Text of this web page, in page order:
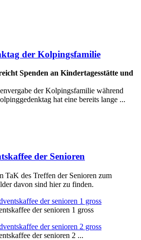
der Kolpingsfamilie
Spenden an Kindertagesstätte und
der Kolpingsfamilie während
hat eine bereits lange ...
der Senioren
TaK des Treffen der Senioren zum
davon sind hier zu finden.
der senioren 1 gross
der senioren 2 ...